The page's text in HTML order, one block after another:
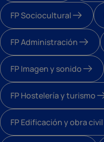
FP Sociocultural
FP Administración
FP Imagen y sonido
FP Hostelería y turismo
FP Edificación y obra civil